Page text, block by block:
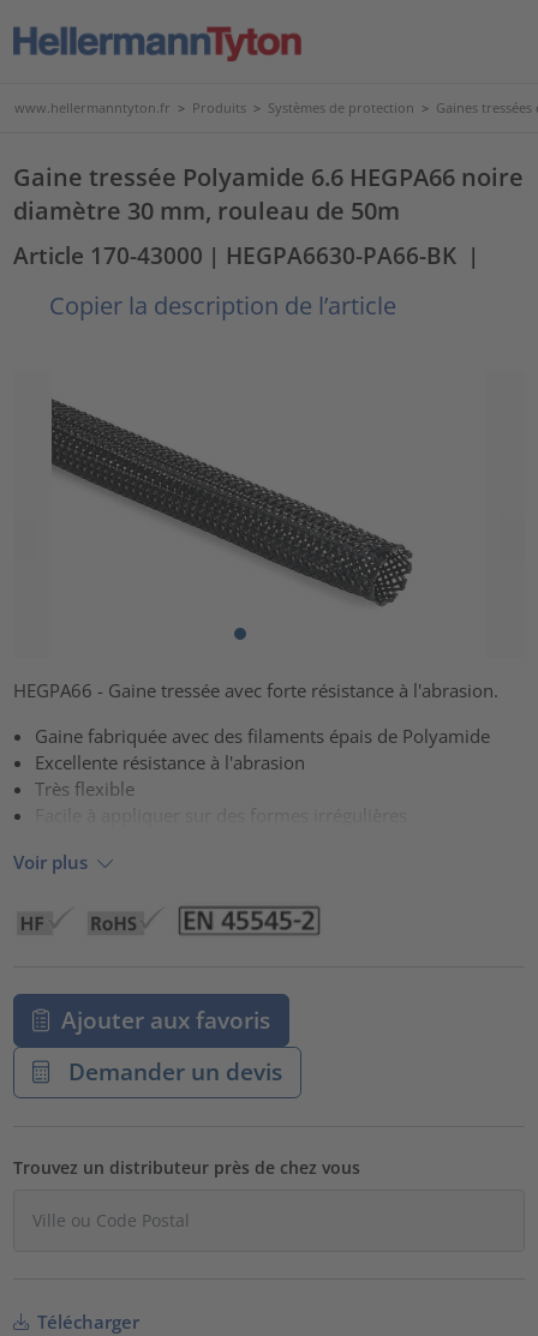
www.hellermanntyton.fr > Produits > Systèmes de protection > Gaines tressées
Gaine tressée Polyamide 6.6 HEGPA66 noire
diamètre 30 mm, rouleau de 50m
Article 170-43000 | HEGPA6630-PA66-BK |
Copier la description de l’article
HEGPA66 - Gaine tressée avec forte résistance à l'abrasion.
Gaine fabriquée avec des filaments épais de Polyamide
Excellente résistance à l'abrasion
Très flexible
Facile à appliquer sur des formes irrégulières
Voir plus
Ajouter aux favoris
Demander un devis
Trouvez un distributeur près de chez vous
Télécharger